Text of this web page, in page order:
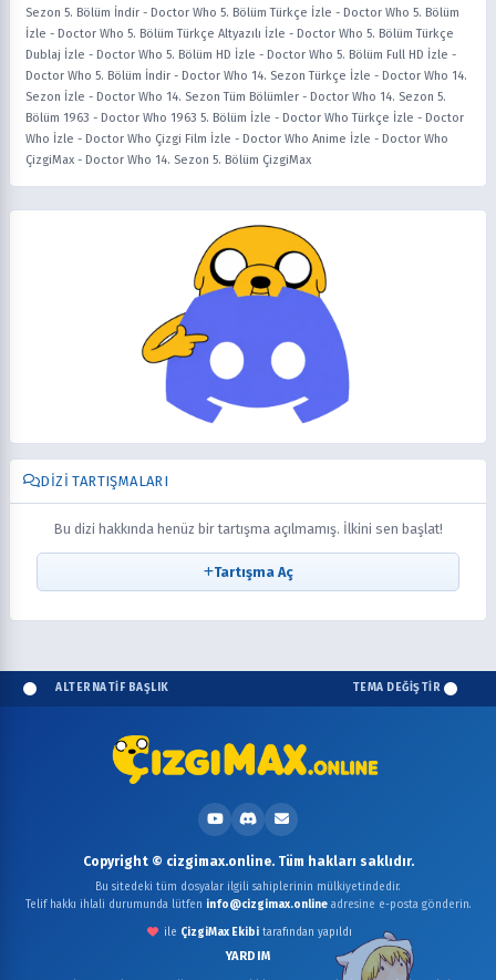
Sezon 5. Bölüm İndir - Doctor Who 5. Bölüm Türkçe İzle - Doctor Who 5. Bölüm
İzle - Doctor Who 5. Bölüm Türkçe Altyazılı İzle - Doctor Who 5. Bölüm Türkçe
Dublaj İzle - Doctor Who 5. Bölüm HD İzle - Doctor Who 5. Bölüm Full HD İzle -
Doctor Who 5. Bölüm İndir - Doctor Who 14. Sezon Türkçe İzle - Doctor Who 14.
Sezon İzle - Doctor Who 14. Sezon Tüm Bölümler - Doctor Who 14. Sezon 5.
Bölüm 1963 - Doctor Who 1963 5. Bölüm İzle - Doctor Who Türkçe İzle - Doctor
Who İzle - Doctor Who Çizgi Film İzle - Doctor Who Anime İzle - Doctor Who
ÇizgiMax - Doctor Who 14. Sezon 5. Bölüm ÇizgiMax
DIZI TARTIŞMALARI
Bu dizi hakkında henüz bir tartışma açılmamış. İlkini sen başlat!
Tartışma Aç
ALTERNATİF BAŞLIK TEMA DEĞİŞTİR
YARDIM
Copyright © cizgimax.online. Tüm hakları saklıdır.
Bu sitedeki tüm dosyalar ilgili sahiplerinin mülkiyetindedir.
Telif hakkı ihlali durumunda lütfen info@cizgimax.onlineadresine e-posta gönderin.
ile ÇizgiMax Ekibitarafından yapıldı